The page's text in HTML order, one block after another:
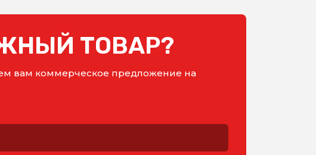
ТОВАР?
вам коммерческое предложение на